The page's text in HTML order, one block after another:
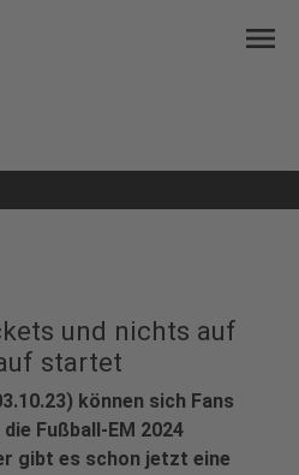
menu
und nichts auf
startet
können sich Fans
Fußball-EM 2024
gibt es schon jetzt eine